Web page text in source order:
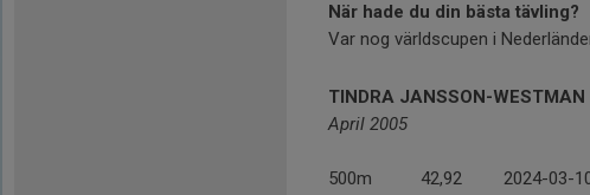
När hade du din bästa tävling?
Var nog världscupen i
TINDRA JANSSON-WESTMAN
April 2005
500m 42,92 2024-03-